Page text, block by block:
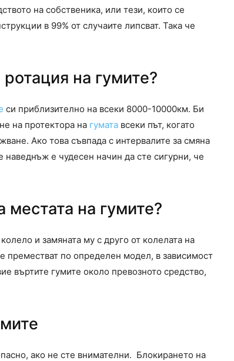
на собственика, или тези, които се
в 99% от случаите липсват. Така че
на гумите?
си приблизително на всеки 8000-10000км. Би
на протектора на гумата всеки път, когато
Ако това съвпада с интервалите за смяна
наведнъж е чудесен начин да сте сигурни, че
местата на гумите?
и замяната му с друго от колелата на
преместват по определен модел, в зависимост
въртите гумите около превозното средство,
ако не сте внимателни. Блокирането на